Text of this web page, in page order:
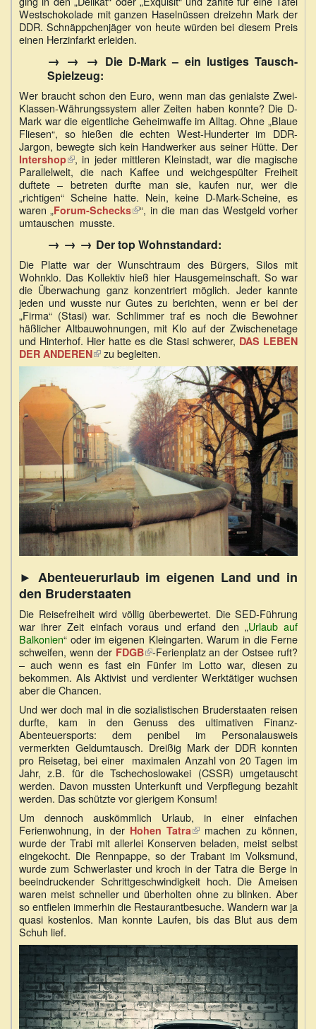
Westschokolade mit ganzen Haselnüssen dreizehn Mark der
DDR. Schnäppchenjäger von heute würden bei diesem Preis
einen Herzinfarkt erleiden.
→ → → Die D-Mark – ein lustiges Tausch-
Spielzeug:
Wer braucht schon den Euro, wenn man das genialste Zwei-
Klassen-Währungssystem aller Zeiten haben konnte? Die D-
Mark war die eigentliche Geheimwaffe im Alltag. Ohne „Blaue
Fliesen“, so hießen die echten West-Hunderter im DDR-
Jargon, bewegte sich kein Handwerker aus seiner Hütte. Der
Intershop(Link
ist
extern)
, in jeder mittleren Kleinstadt, war die magische
Parallelwelt, die nach Kaffee und weichgespülter Freiheit
duftete – betreten durfte man sie, kaufen nur, wer die
„richtigen“ Scheine hatte. Nein, keine D-Mark-Scheine, es
waren „Forum-Schecks(Link
“, in die man das Westgeld vorher
umtauschen musste.
→ → → Der top Wohnstandard:
Die Platte war der Wunschtraum des Bürgers, Silos mit
Wohnklo. Das Kollektiv hieß hier Hausgemeinschaft. So war
die Überwachung ganz konzentriert möglich. Jeder kannte
jeden und wusste nur Gutes zu berichten, wenn er bei der
„Firma“ (Stasi) war. Schlimmer traf es noch die Bewohner
häßlicher Altbauwohnungen, mit Klo auf der Zwischenetage
und Hinterhof. Hier hatte es die Stasi schwerer, DAS LEBEN
DER ANDEREN(Link
ist
zu begleiten.
► Abenteuerurlaub im eigenen Land und in
den Bruderstaaten
Die Reisefreiheit wird völlig überbewertet. Die SED-Führung
war ihrer Zeit einfach voraus und erfand den „Urlaub auf
Balkonien“ oder im eigenen Kleingarten. Warum in die Ferne
schweifen, wenn der FDGB(Link
ist
extern)
-Ferienplatz an der Ostsee ruft?
– auch wenn es fast ein Fünfer im Lotto war, diesen zu
bekommen. Als Aktivist und verdienter Werktätiger wuchsen
aber die Chancen.
Und wer doch mal in die sozialistischen Bruderstaaten reisen
durfte, kam in den Genuss des ultimativen Finanz-
Abenteuersports: dem penibel im Personalausweis
vermerkten Geldumtausch. Dreißig Mark der DDR konnten
pro Reisetag, bei einer maximalen Anzahl von 20 Tagen im
Jahr, z.B. für die Tschechoslowakei (CSSR) umgetauscht
werden. Davon mussten Unterkunft und Verpflegung bezahlt
werden. Das schützte vor gierigem Konsum!
Um dennoch auskömmlich Urlaub, in einer einfachen
Ferienwohnung, in der Hohen Tatra(Link
ist
extern)
machen zu können,
wurde der Trabi mit allerlei Konserven beladen, meist selbst
eingekocht. Die Rennpappe, so der Trabant im Volksmund,
wurde zum Schwerlaster und kroch in der Tatra die Berge in
beeindruckender Schrittgeschwindigkeit hoch. Die Ameisen
waren meist schneller und überholten ohne zu blinken. Aber
so entfielen immerhin die Restaurantbesuche. Wandern war ja
quasi kostenlos. Man konnte Laufen, bis das Blut aus dem
Schuh lief.